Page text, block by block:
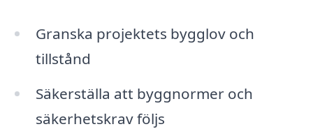
Granska projektets bygglov och
tillstånd
Säkerställa att byggnormer och
säkerhetskrav följs